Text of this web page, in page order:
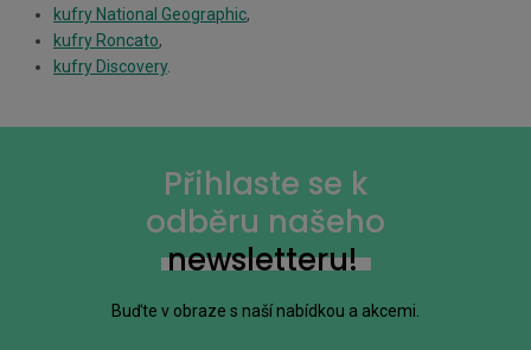
kufry National Geographic,
kufry Roncato,
kufry Discovery.
Přihlaste se k
odběru našeho
newsletteru!
Buďte v obraze s naší nabídkou a akcemi.